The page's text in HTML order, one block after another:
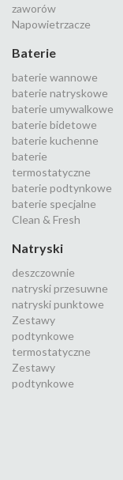
zaworów
Napowietrzacze
Baterie
baterie wannowe
baterie natryskowe
baterie umywalkowe
baterie bidetowe
baterie kuchenne
baterie
termostatyczne
baterie podtynkowe
baterie specjalne
Clean & Fresh
Natryski
deszczownie
natryski przesuwne
natryski punktowe
Zestawy
podtynkowe
termostatyczne
Zestawy
podtynkowe